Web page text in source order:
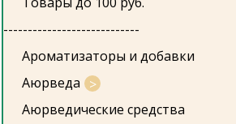
----------------------------
Ароматизаторы и добавки
Аюрведа
Аюрведические средства